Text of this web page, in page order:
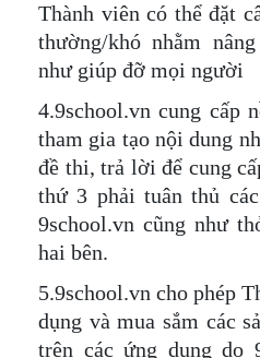
Thành viên có thể đặt
thường/khó nhằm
như giúp đỡ mọi người
4.9school.vn cung cấp
tham gia tạo nội dung
đề thi, trả lời để cung
thứ 3 phải tuân thủ
9school.vn cũng như
hai bên.
5.9school.vn cho phép
dụng và mua sắm các
trên các ứng dụng do